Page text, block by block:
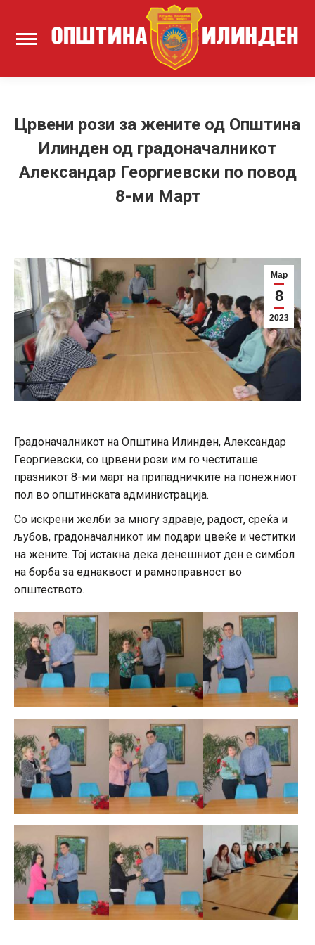
Црвени рози за жените од Општина
Илинден од градоначалникот
Александар Георгиевски по повод
8-ми Март
Мар
8
2023
Градоначалникот на Општина Илинден, Александар
Георгиевски, со црвени рози им го честиташе
празникот 8-ми март на припадничките на понежниот
пол во општинската администрација.
Со искрени желби за многу здравје, радост, среќа и
љубов, градоначалникот им подари цвеќе и честитки
на жените. Тој истакна дека денешниот ден е симбол
на борба за еднаквост и рамноправност во
општеството.